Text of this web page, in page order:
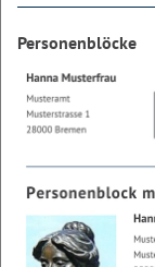
Personenblöcke